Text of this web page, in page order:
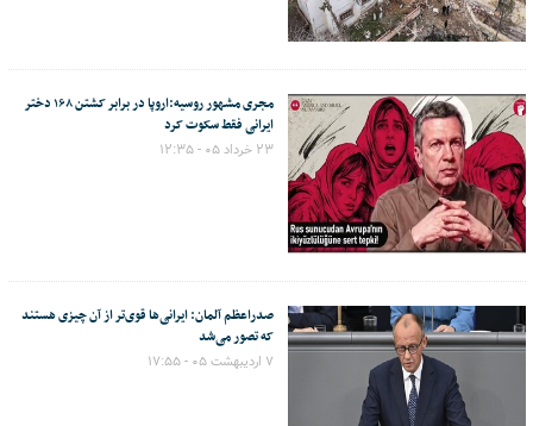
مجری مشهور روسیه:اروپا در برابر کشتن ۱۶۸ دختر
ایرانی فقط سکوت کرد
۲۳ خرداد ۰۵ - ۱۲:۳۵
صدراعظم آلمان: ایرانی‌ها قوی‌تر از آن چیزی هستند
که تصور می‌شد
۷ اردیبهشت ۰۵ - ۱۷:۵۵